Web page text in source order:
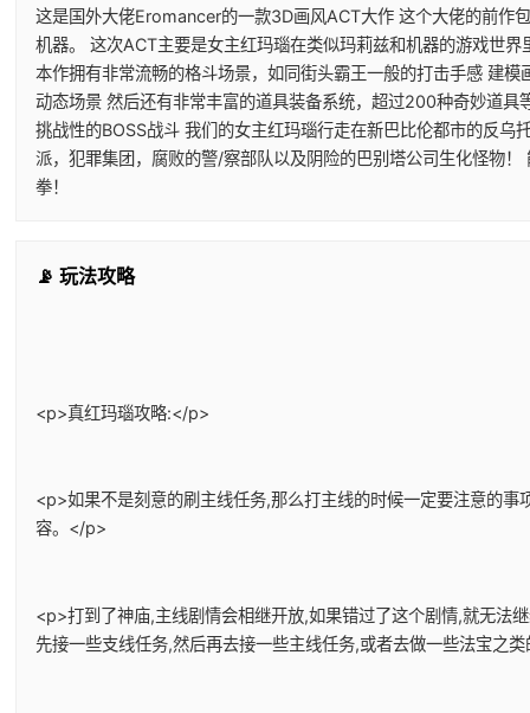
这是国外大佬Eromancer的一款3D画风ACT大作 这个大佬的前作
机器。 这次ACT主要是女主红玛瑙在类似玛莉兹和机器的游戏世
本作拥有非常流畅的格斗场景，如同街头霸王一般的打击手感 建
动态场景 然后还有非常丰富的道具装备系统，超过200种奇妙道具
挑战性的BOSS战斗 我们的女主红玛瑙行走在新巴比伦都市的反乌
派，犯罪集团，腐败的警/察部队以及阴险的巴别塔公司生化怪物
拳！
📡 玩法攻略
<p>真红玛瑙攻略:</p>
<p>如果不是刻意的刷主线任务,那么打主线的时候一定要注意的事
容。</p>
<p>打到了神庙,主线剧情会相继开放,如果错过了这个剧情,就无法
先接一些支线任务,然后再去接一些主线任务,或者去做一些法宝之